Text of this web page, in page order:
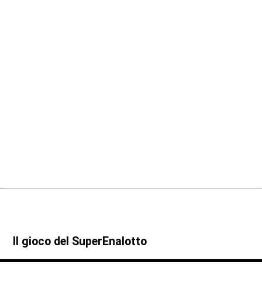
Il gioco del SuperEnalotto